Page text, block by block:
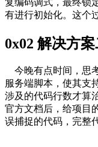
有进行初始化。这个
0x02 解决方
今晚有点时间，思
服务端脚本，使其支
涉及的代码行数才算
官方文档后，给项目
误捕捉的代码，完整